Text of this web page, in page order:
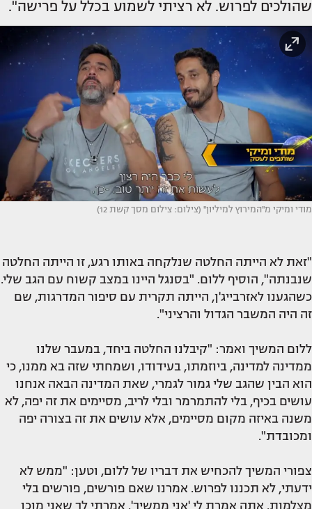
שהולכים לפרוש. לא רציתי לשמוע בכלל על פרישה".
מודי ומיקי מ''המירוץ למיליון'' (צילום: צילום מסך קשת 12)
"זאת לא הייתה החלטה שנלקחה באותו רגע, זו הייתה החלטה
שנבנתה", הוסיף ללום. "בסנגל היינו במצב קשוח עם הגב שלי.
כשהגענו לאזרבייג'ן, הייתה תקרית עם סיפור המדרגות, שם
זה היה המשבר הגדול והרציני".
ללום המשיך ואמר: "קיבלנו החלטה ביחד, במעבר שלנו
ממדינה למדינה, ביוזמתו, בעידודו, ושמחתי שזה בא ממנו, כי
הוא הבין שהגב שלי גמור לגמרי, שאת המדינה הבאה אנחנו
עושים בכיף, בלי להתמרמר ובלי לריב, מסיימים את זה יפה, לא
משנה באיזה מקום מסיימים, אלא עושים את זה בצורה יפה
ומכובדת".
צפורי המשיך להכחיש את דבריו של ללום, וטען: "ממש לא
ידעתי, לא תכננו לפרוש. אמרנו שאם פורשים, פורשים בלי
מצלמות. אתה אמרת לי 'אני ממשיך'. אמרתי לך שאני מוכן